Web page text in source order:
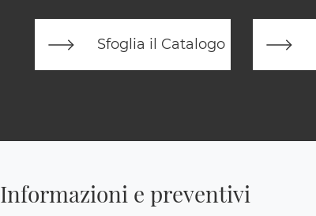
Sfoglia il Catalogo
Informazioni e preventivi